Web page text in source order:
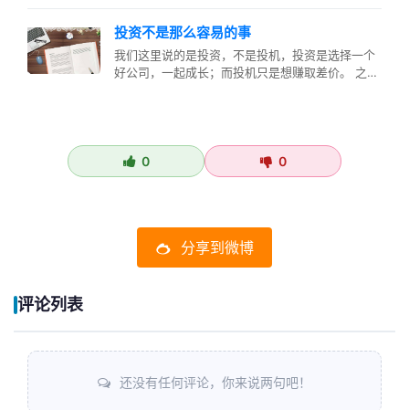
投资不是那么容易的事
我们这里说的是投资，不是投机，投资是选择一个
好公司，一起成长；而投机只是想赚取差价。 之前
0 0
分享到微博
评论列表
还没有任何评论，你来说两句吧！